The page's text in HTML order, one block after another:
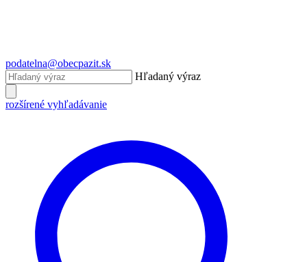
podatelna@obecpazit.sk
Hľadaný výraz
rozšírené vyhľadávanie